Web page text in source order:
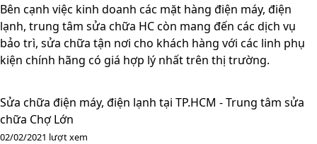
Bên cạnh việc kinh doanh các mặt hàng điện máy, điện
lạnh, trung tâm sửa chữa HC còn mang đến các dịch vụ
bảo trì, sửa chữa tận nơi cho khách hàng với các linh phụ
kiện chính hãng có giá hợp lý nhất trên thị trường.
Sửa chữa điện máy, điện lạnh tại TP.HCM - Trung tâm sửa
chữa Chợ Lớn
02/02/2021 lượt xem